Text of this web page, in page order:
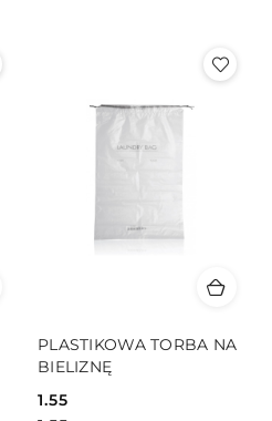
PLASTIKOWA TORBA NA
BIELIZNĘ
1.55